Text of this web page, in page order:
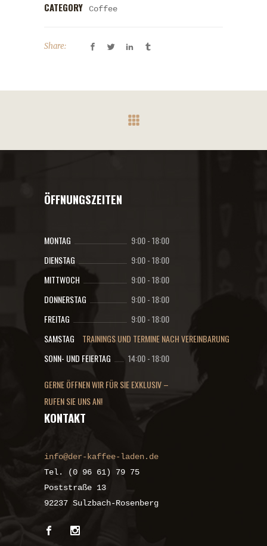
CATEGORY Coffee
Share:
ÖFFNUNGSZEITEN
MONTAG 9:00-18:00
DIENSTAG
9:00-18:00
MITTWOCH
9:00-18:00
DONNERSTAG
9:00-18:00
FREITAG
9:00-18:00
SAMSTAG
TRAININGS UND TERMINE NACH VEREINBARUNG
SONN- UND FEIERTAG
14:00-18:00
GERNE ÖFFNEN WIR FÜR SIE EXKLUSIV –
RUFEN SIE UNS AN!
KONTAKT
info@der-kaffee-laden.de
Tel. (0 96 61) 79 75
Poststraße 13
92237 Sulzbach-Rosenberg